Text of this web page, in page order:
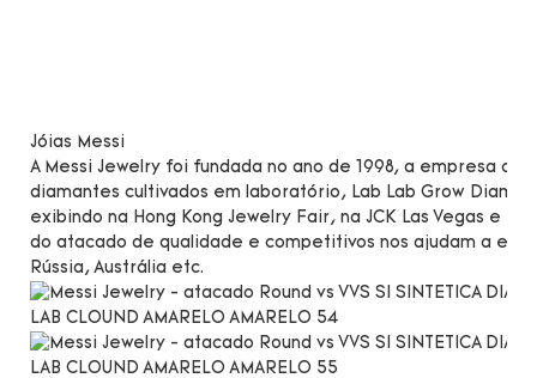
Jóias Messi
A Messi Jewelry foi fundada no ano de 1998, a empresa
diamantes cultivados em laboratório, Lab Lab Grow
exibindo na Hong Kong Jewelry Fair, na JCK Las Vegas e
do atacado de qualidade e competitivos nos ajudam a
Rússia, Austrália etc.